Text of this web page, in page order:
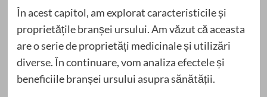
În acest capitol, am explorat caracteristicile și
proprietățile branșei ursului. Am văzut că aceasta
are o serie de proprietăți medicinale și utilizări
diverse. În continuare, vom analiza efectele și
beneficiile branșei ursului asupra sănătății.